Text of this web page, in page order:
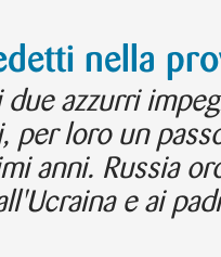
nella
azzurri
per loro un
anni. Russia
e ai